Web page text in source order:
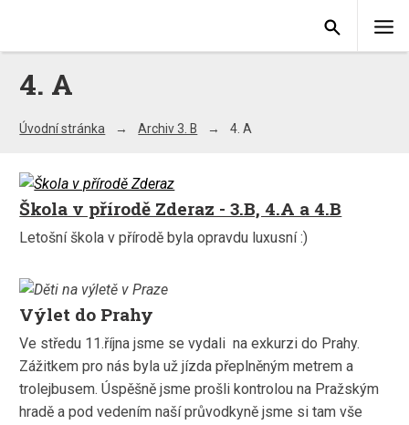
4. A
Úvodní stránka Archiv 3. B 4. A
Škola v přírodě Zderaz - 3.B, 4.A a 4.B
Letošní škola v přírodě byla opravdu luxusní :)
Výlet do Prahy
Ve středu 11.října jsme se vydali na exkurzi do Prahy.
Zážitkem pro nás byla už jízda přeplněným metrem a
trolejbusem. Úspěšně jsme prošli kontrolou na Pražským
hradě a pod vedením naší průvodkyně jsme si tam vše